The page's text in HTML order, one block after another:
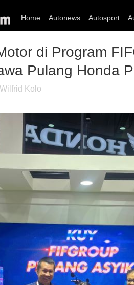
Home Autonews Autosport
di Program
Pulang Honda
Kolo